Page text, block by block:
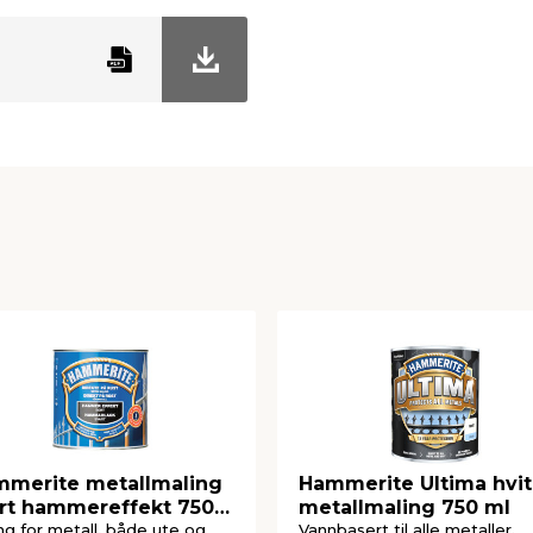
i kontakt med
Flytt
har en stilling
leveres til godkjent
n-alkanes, isoalkanes,
hud. EUH211:
ved sprøyting.
metallmaling
hammereffekt 750
Hammerite Ultima hvit
metallmaling 750 ml